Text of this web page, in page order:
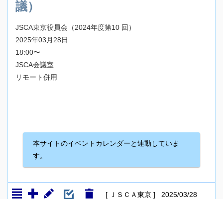
議）
JSCA東京役員会（2024年度第10 回）
2025年03月28日
18:00〜
JSCA会議室
リモート併用
本サイトのイベントカレンダーと連動していま
す。
[ ＪＳＣＡ東京 ] 2025/03/28